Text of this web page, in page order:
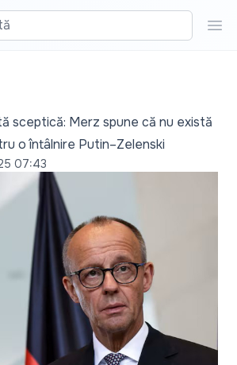
sceptică: Merz spune că nu există
o întâlnire Putin–Zelenski
07:43